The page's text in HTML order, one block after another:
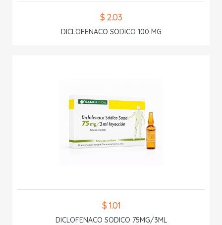
$ 2.03
DICLOFENACO SODICO 100 MG
$ 1.01
DICLOFENACO SODICO 75MG/3ML